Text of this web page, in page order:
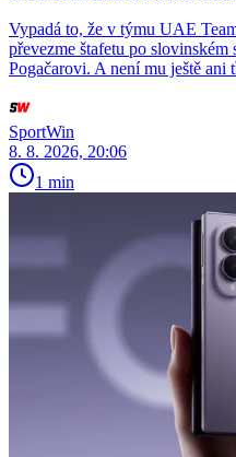
Vypadá to, že v týmu UAE
převezme štafetu po
Pogačarovi. A není mu ještě ani
SportWin
8. 8. 2026, 20:06
1 min